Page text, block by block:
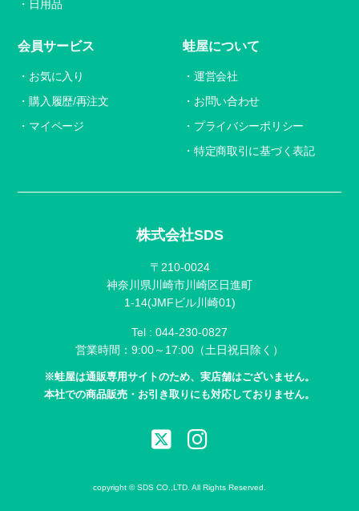
株式会社SDS
〒210-0024
神奈川県川崎市川崎区日進町
1-14(JMFビル川崎01)
Tel : 044-230-0827
営業時間：9:00～17:00（土日祝日除く）
※蛙屋は通販専用サイトのため、実店舗はございません。
本社での商品販売・お引き取りにも対応しておりません。
日用品
会員サービス
お気に入り
購入履歴/再注文
マイページ
蛙屋について
運営会社
お問い合わせ
プライバシーポリシー
特定商取引に基づく表記
copyright © SDS CO.,LTD. All Rights Reserved.